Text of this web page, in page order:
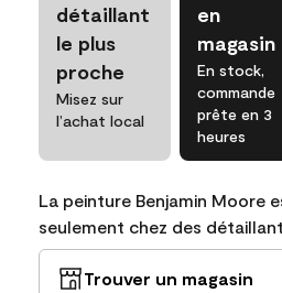
détaillant
le plus
proche
Misez sur
l’achat local
en
magasin
En stock,
commande
prête en 3
heures
La peinture Benjamin Moore
seulement chez des
Trouver un magasin